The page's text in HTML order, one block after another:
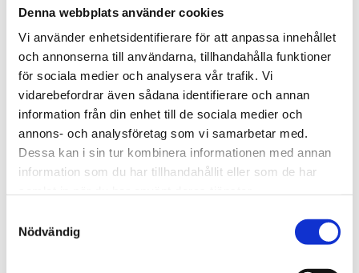
Denna webbplats använder cookies
Vi använder enhetsidentifierare för att anpassa innehållet
och annonserna till användarna, tillhandahålla funktioner
för sociala medier och analysera vår trafik. Vi
vidarebefordrar även sådana identifierare och annan
information från din enhet till de sociala medier och
annons- och analysföretag som vi samarbetar med.
Dessa kan i sin tur kombinera informationen med annan
information som du har tillhandahållit eller som de har
Nödvändig
STÄLL EN FRÅGA OM PRODUKTEN
Omdömen
Du